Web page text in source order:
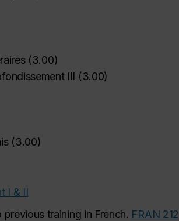
(3.00)
III (3.00)
(3.00)
I & II
training in French. FRAN 212